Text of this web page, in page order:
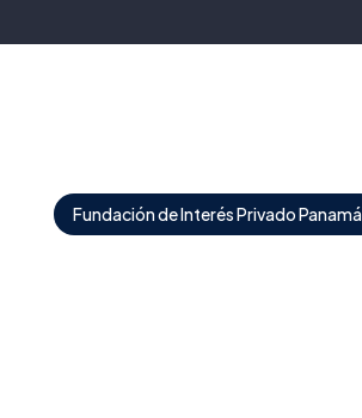
Fundación de Interés Privado Panamá